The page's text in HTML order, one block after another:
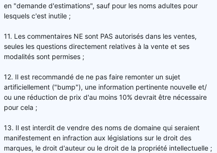
en "demande d'estimations", sauf pour les noms adultes pour
lesquels c'est inutile ;
11. Les commentaires NE sont PAS autorisés dans les ventes,
seules les questions directement relatives à la vente et ses
modalités sont permises ;
12. Il est recommandé de ne pas faire remonter un sujet
artificiellement ("bump"), une information pertinente nouvelle et/
ou une réduction de prix d'au moins 10% devrait être nécessaire
pour cela ;
13. Il est interdit de vendre des noms de domaine qui seraient
manifestement en infraction aux législations sur le droit des
marques, le droit d'auteur ou le droit de la propriété intellectuelle ;